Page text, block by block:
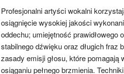
Profesjonalni artyści wokalni
osiągnięcie wysokiej jakości
oddechu; umiejętność
stabilnego dźwięku oraz długich fraz
zasady emisji głosu, które pomagają
osiąganiu pełnego brzmienia.